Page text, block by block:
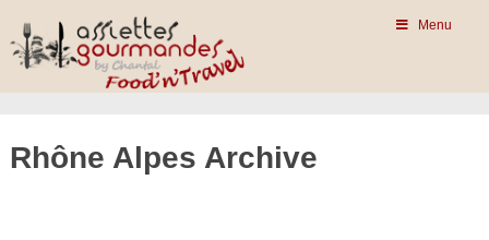
Menu
Rhône Alpes Archive